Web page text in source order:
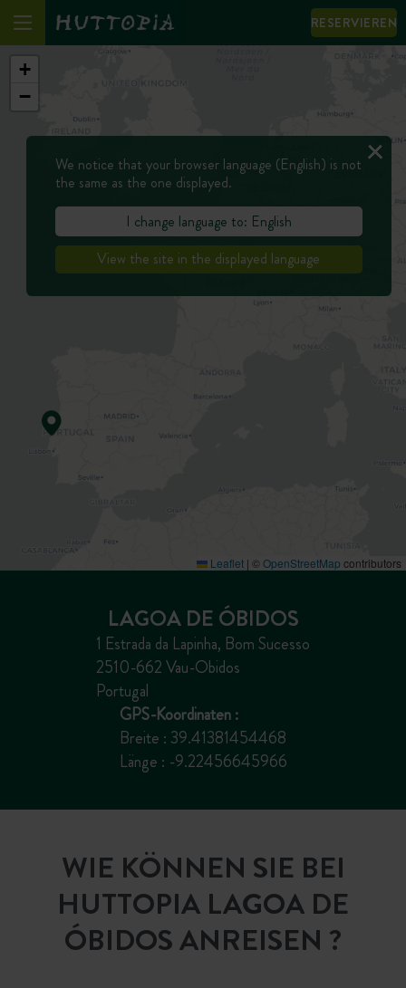
RESERVIEREN
+
−
Leaflet | ©OpenStreetMap contributors
LAGOA DE ÓBIDOS
1 Estrada da Lapinha, Bom Sucesso
2510-662 Vau-Obidos
Portugal
GPS-Koordinaten :
Breite : 39.41381454468
Länge : -9.22456645966
WIE KÖNNEN SIE BEI
HUTTOPIA LAGOA DE
ÓBIDOS ANREISEN ?
We notice that your browser language (English) is not
the same as the one displayed.
I change language to: English
View the site in the displayed language